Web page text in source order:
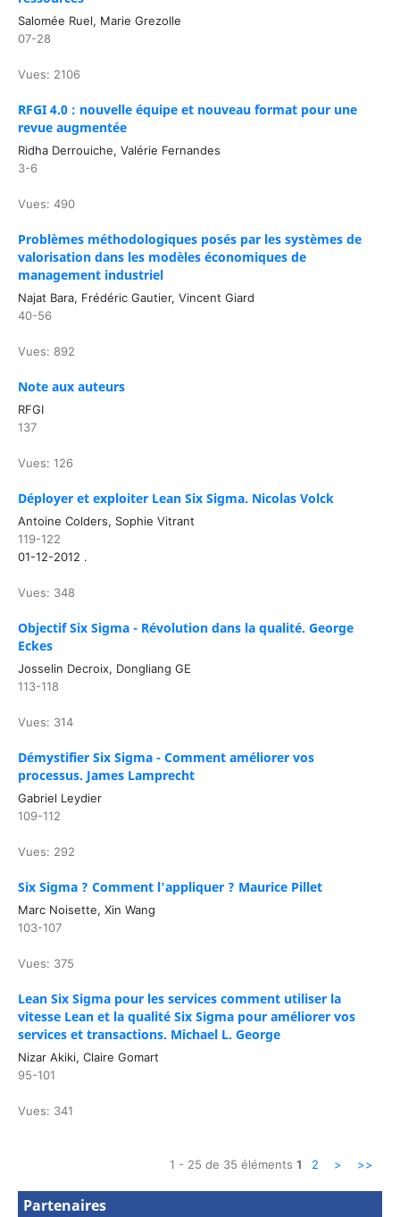
Salomée Ruel, Marie Grezolle
07-28
Vues: 2106
RFGI 4.0 : nouvelle équipe et nouveau format pour une
revue augmentée
Ridha Derrouiche, Valérie Fernandes
3-6
Vues: 490
Problèmes méthodologiques posés par les systèmes de
valorisation dans les modèles économiques de
management industriel
Najat Bara, Frédéric Gautier, Vincent Giard
40-56
Vues: 892
Note aux auteurs
RFGI
137
Vues: 126
Déployer et exploiter Lean Six Sigma. Nicolas Volck
Antoine Colders, Sophie Vitrant
119-122
01-12-2012 .
Vues: 348
Objectif Six Sigma - Révolution dans la qualité. George
Eckes
Josselin Decroix, Dongliang GE
113-118
Vues: 314
Démystifier Six Sigma - Comment améliorer vos
processus. James Lamprecht
Gabriel Leydier
109-112
Vues: 292
Six Sigma ? Comment l'appliquer ? Maurice Pillet
Marc Noisette, Xin Wang
103-107
Vues: 375
Lean Six Sigma pour les services comment utiliser la
vitesse Lean et la qualité Six Sigma pour améliorer vos
services et transactions. Michael L. George
Nizar Akiki, Claire Gomart
95-101
Vues: 341
1 - 25 de 35 éléments1 2 > >>
Partenaires